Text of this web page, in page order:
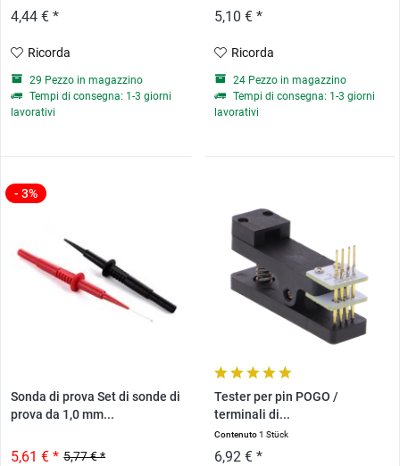
4,44 € *
Ricorda
29 Pezzo in magazzino
Tempi di consegna: 1-3 giorni
lavorativi
5,10 € *
Ricorda
24 Pezzo in magazzino
Tempi di consegna: 1-3 giorni
lavorativi
- 3%
Sonda di prova Set di sonde di
prova da 1,0 mm...
5,77 € *
5,61 € *
Tester per pin POGO /
terminali di...
Contenuto1 Stück
6,92 € *